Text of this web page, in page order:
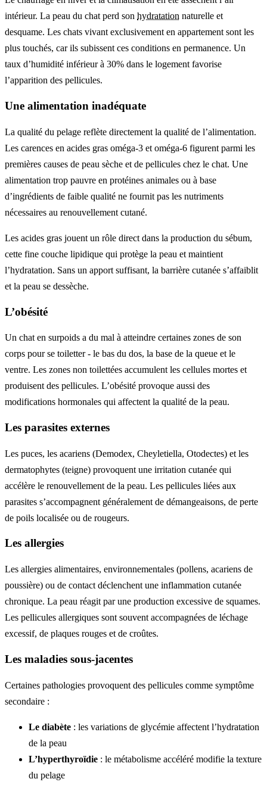
intérieur. La peau du chat perd son hydratation naturelle et
desquame. Les chats vivant exclusivement en appartement sont les
plus touchés, car ils subissent ces conditions en permanence. Un
taux d’humidité inférieur à 30% dans le logement favorise
l’apparition des pellicules.
Une alimentation inadéquate
La qualité du pelage reflète directement la qualité de l’alimentation.
Les carences en acides gras oméga-3 et oméga-6 figurent parmi les
premières causes de peau sèche et de pellicules chez le chat. Une
alimentation trop pauvre en protéines animales ou à base
d’ingrédients de faible qualité ne fournit pas les nutriments
nécessaires au renouvellement cutané.
Les acides gras jouent un rôle direct dans la production du sébum,
cette fine couche lipidique qui protège la peau et maintient
l’hydratation. Sans un apport suffisant, la barrière cutanée s’affaiblit
et la peau se dessèche.
L’obésité
Un chat en surpoids a du mal à atteindre certaines zones de son
corps pour se toiletter - le bas du dos, la base de la queue et le
ventre. Les zones non toilettées accumulent les cellules mortes et
produisent des pellicules. L’obésité provoque aussi des
modifications hormonales qui affectent la qualité de la peau.
Les parasites externes
Les puces, les acariens (Demodex, Cheyletiella, Otodectes) et les
dermatophytes (teigne) provoquent une irritation cutanée qui
accélère le renouvellement de la peau. Les pellicules liées aux
parasites s’accompagnent généralement de démangeaisons, de perte
de poils localisée ou de rougeurs.
Les allergies
Les allergies alimentaires, environnementales (pollens, acariens de
poussière) ou de contact déclenchent une inflammation cutanée
chronique. La peau réagit par une production excessive de squames.
Les pellicules allergiques sont souvent accompagnées de léchage
excessif, de plaques rouges et de croûtes.
Les maladies sous-jacentes
Certaines pathologies provoquent des pellicules comme symptôme
secondaire :
Le diabète : les variations de glycémie affectent l’hydratation
de la peau
L’hyperthyroïdie : le métabolisme accéléré modifie la texture
du pelage